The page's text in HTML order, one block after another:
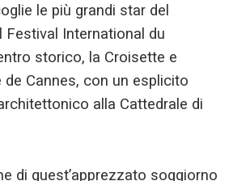
le più grandi star del
Festival International du
storico, la Croisette e
de Cannes, con un esplicito
alla Cattedrale di
di quest’apprezzato soggiorno